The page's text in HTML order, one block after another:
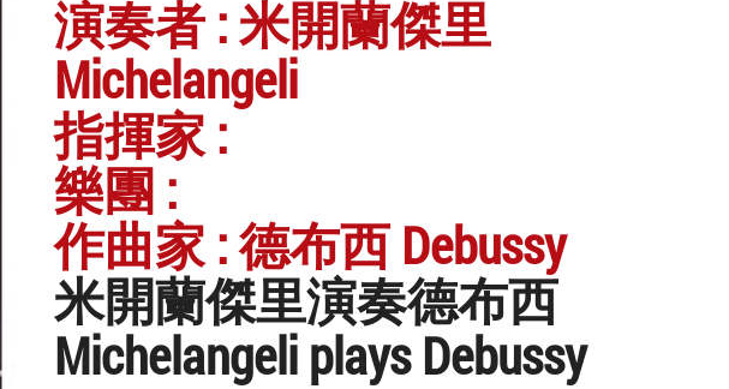
演奏者 : 米開蘭傑里
Michelangeli
指揮家 :
樂團 :
作曲家 : 德布西 Debussy
米開蘭傑里演奏德布西
Michelangeli plays Debussy